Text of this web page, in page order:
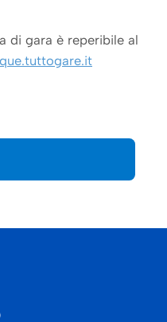
di gara è reperibile al